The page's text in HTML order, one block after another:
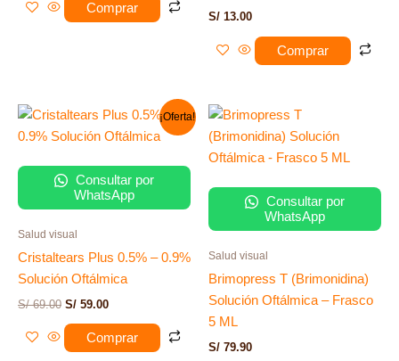
Comprar
S/ 13.00
Comprar
¡Oferta!
Consultar por
WhatsApp
Salud visual
Cristaltears Plus 0.5% – 0.9%
Solución Oftálmica
S/69.00
El
original
S/ 59.00
El
actual
Comprar
Consultar por
WhatsApp
Salud visual
Brimopress T (Brimonidina)
Solución Oftálmica – Frasco
5 ML
S/ 79.90